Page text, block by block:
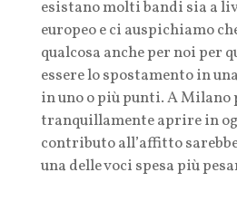
esistano molti bandi sia a
europeo e ci auspichiamo
qualcosa anche per noi per
essere lo spostamento in
in uno o più punti. A Milano
tranquillamente aprire in
contributo all’affitto
una delle voci spesa più